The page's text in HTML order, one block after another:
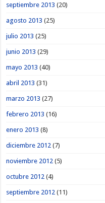
septiembre 2013 (20)
agosto 2013 (25)
julio 2013 (25)
junio 2013 (29)
mayo 2013 (40)
abril 2013 (31)
marzo 2013 (27)
febrero 2013 (16)
enero 2013 (8)
diciembre 2012 (7)
noviembre 2012 (5)
octubre 2012 (4)
septiembre 2012 (11)